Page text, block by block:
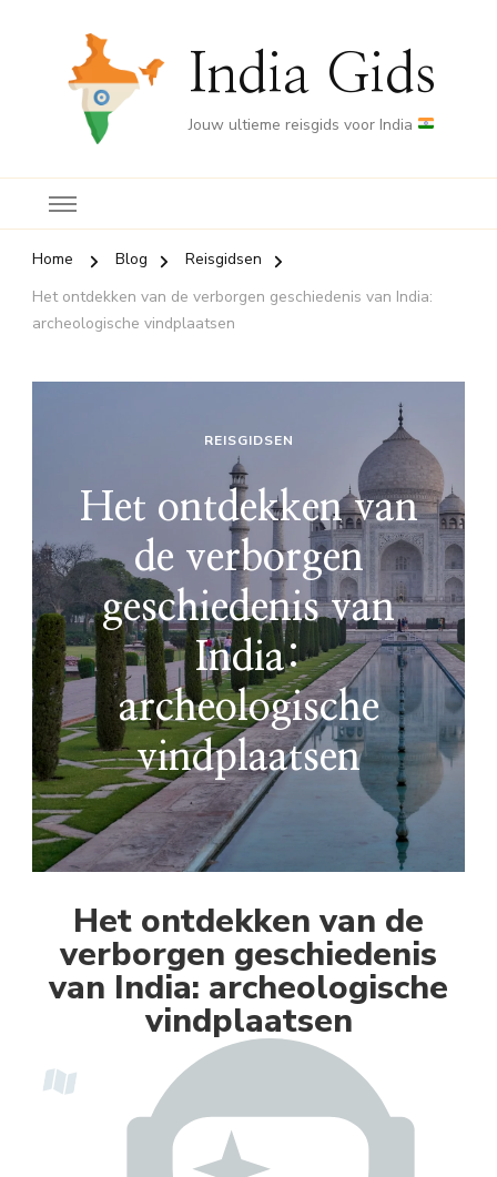
India Gids
Jouw ultieme reisgids voor India
Home Blog
Reisgidsen
Het ontdekken van de verborgen geschiedenis van India:
archeologische vindplaatsen
REISGIDSEN
Het ontdekken van
de verborgen
geschiedenis van
India:
archeologische
vindplaatsen
Het ontdekken van de
verborgen geschiedenis
van India: archeologische
vindplaatsen